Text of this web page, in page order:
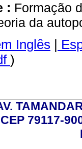
: Formação
da
Inglês |
)
CEP 79117-